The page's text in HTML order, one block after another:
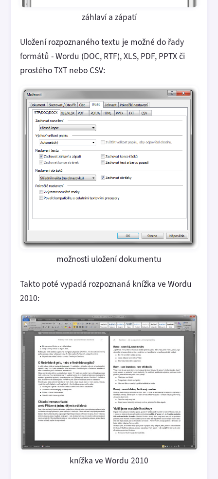
záhlaví a zápatí
Uložení rozpoznaného textu je možné do řady
formátů - Wordu (DOC, RTF), XLS, PDF, PPTX či
prostého TXT nebo CSV:
možnosti uložení dokumentu
Takto poté vypadá rozpoznaná knížka ve Wordu
2010:
knížka ve Wordu 2010